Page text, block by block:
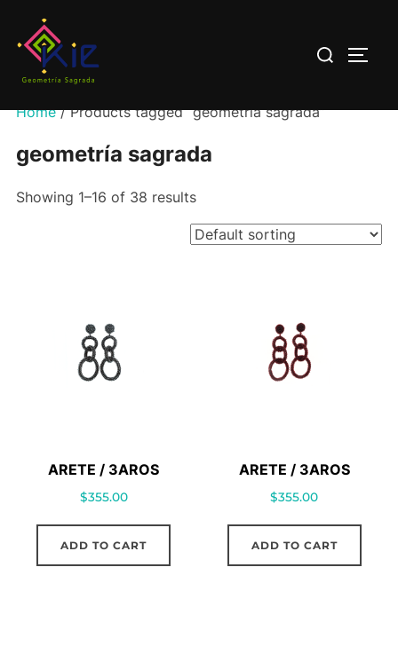
contenido
Buscar:
Home/ Products tagged “geometría sagrada”
geometría sagrada
Showing 1–16 of 38 results
ARETE / 3AROS
$355.00
ADD TO CART
ARETE / 3AROS
$355.00
ADD TO CART